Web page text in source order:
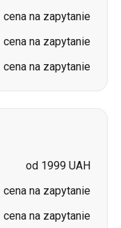
od 1999 UAH
cena na zapytanie
cena na zapytanie
cena na zapytanie